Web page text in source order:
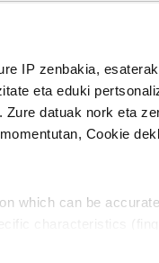
IP zenbakia,
eta eduki
datuak nork eta
Cookie
which can be